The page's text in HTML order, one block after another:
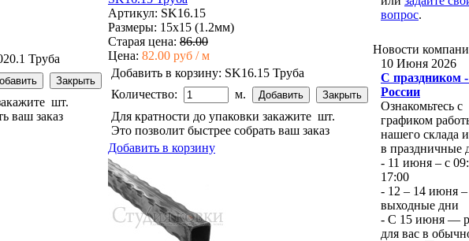
Труба
шт.
ваш заказ
Артикул: SK16.15
Размеры: 15x15 (1.2мм)
Старая цена: 86.00
Цена: 82.00 руб / м
Добавить в корзину: SK16.15 Труба
Количество:
м.
Для кратности до упаковки закажите шт.
Это позволит быстрее собрать ваш заказ
Добавить в корзину
вопрос.
Новости
10 Июня 2026
С праздником
России
Ознакомьтесь с
графиком
нашего склада
в праздничные
- 11 июня – с
17:00
- 12 – 14 июня –
выходные дни
- С 15 июня —
для вас в